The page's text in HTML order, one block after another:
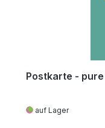
Postkarte -
auf Lager